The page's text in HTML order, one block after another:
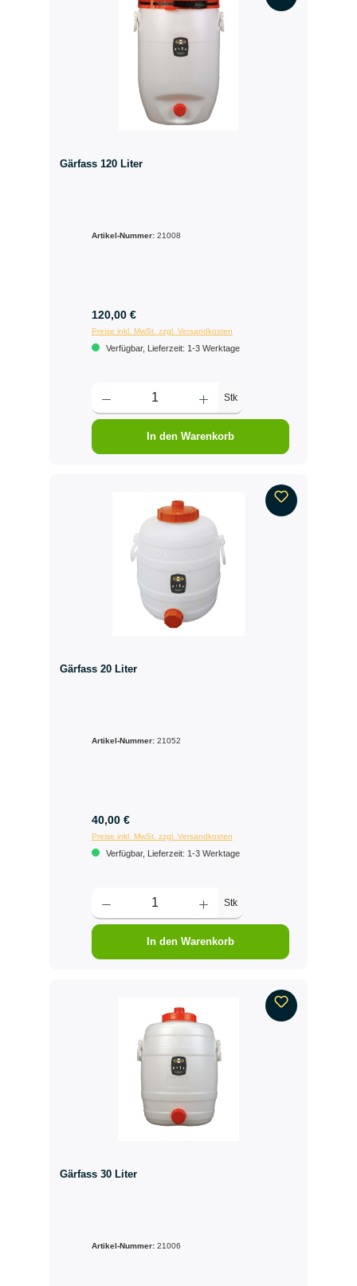
Gärfass 120 Liter
Artikel-Nummer: 21008
120,00 €
Preise inkl. MwSt. zzgl. Versandkosten
Verfügbar, Lieferzeit: 1-3 Werktage
Stk
In den Warenkorb
Gärfass 20 Liter
Artikel-Nummer: 21052
40,00 €
Preise inkl. MwSt. zzgl. Versandkosten
Verfügbar, Lieferzeit: 1-3 Werktage
Stk
In den Warenkorb
Gärfass 30 Liter
Artikel-Nummer: 21006